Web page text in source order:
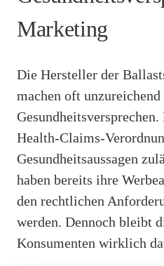
Marketing
Die Hersteller der
machen oft unzureichend
Health-Claims-
Gesundheitsaussagen
haben bereits ihre
den rechtlichen
werden. Dennoch bleibt
Konsumenten wirklich